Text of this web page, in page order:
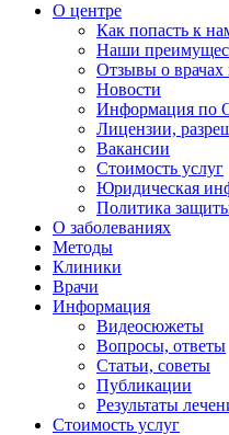
О центре
Как попасть к
Наши
Отзывы о врачах
Новости
Информация по
Лицензии,
Вакансии
Стоимость услуг
Юридическая
Политика
О заболеваниях
Методы
Клиники
Врачи
Информация
Видеосюжеты
Вопросы, ответы
Статьи, советы
Публикации
Результаты
Стоимость услуг